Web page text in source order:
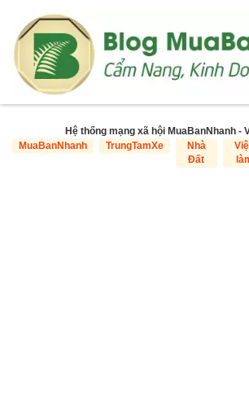
Hệ thống mạng xã hội MuaBanNhanh -
MuaBanNhanh
TrungTamXe
Nhà
Đất